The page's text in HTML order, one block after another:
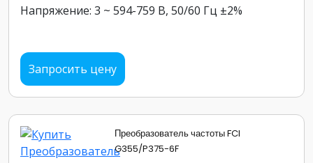
Напряжение: 3 ~ 594-759 В, 50/60 Гц ±2%
Запросить цену
Преобразователь частоты FCI
G355/P375-6F